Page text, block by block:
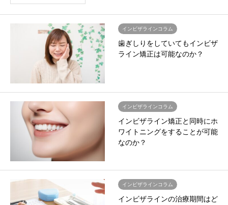
インビザラインコラム
歯ぎしりをしていてもインビザ
ライン矯正は可能なのか？
インビザラインコラム
インビザライン矯正と同時にホ
ワイトニングをすることが可能
なのか？
インビザラインコラム
インビザラインの治療期間はど